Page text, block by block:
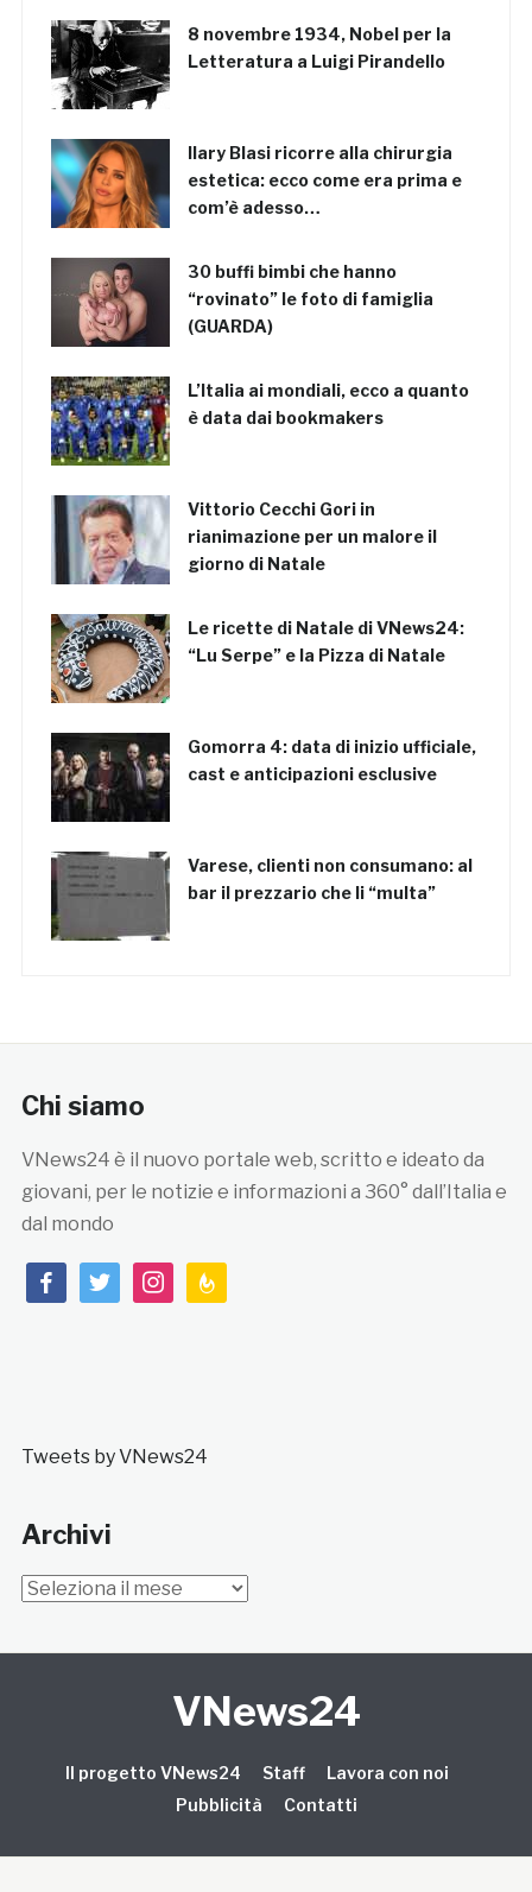
8 novembre 1934, Nobel per la
Letteratura a Luigi Pirandello
Ilary Blasi ricorre alla chirurgia
estetica: ecco come era prima e
com’è adesso…
30 buffi bimbi che hanno
“rovinato” le foto di famiglia
(GUARDA)
L’Italia ai mondiali, ecco a quanto
è data dai bookmakers
Vittorio Cecchi Gori in
rianimazione per un malore il
giorno di Natale
Le ricette di Natale di VNews24:
“Lu Serpe” e la Pizza di Natale
Gomorra 4: data di inizio ufficiale,
cast e anticipazioni esclusive
Varese, clienti non consumano: al
bar il prezzario che li “multa”
Chi siamo
VNews24 è il nuovo portale web, scritto e ideato da
giovani, per le notizie e informazioni a 360° dall’Italia e
dal mondo
facebooktwitterinstagramfeedburner
Tweets by VNews24
Archivi
Archivi
VNews24
Il progetto VNews24 Staff
Lavora con noi
Pubblicità
Contatti